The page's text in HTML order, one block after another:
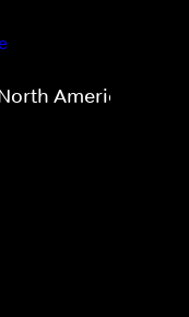
America